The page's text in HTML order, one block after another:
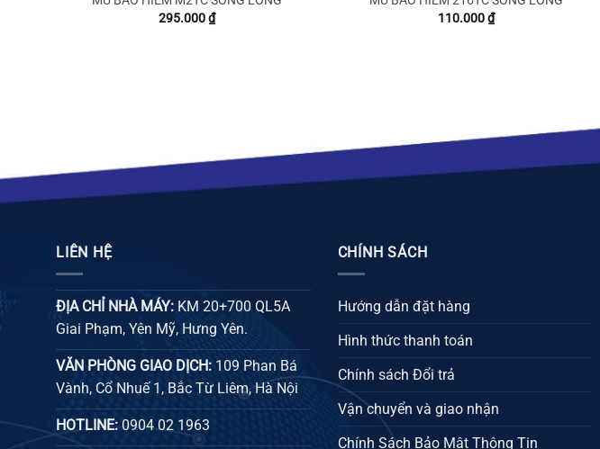
295.000₫
110.000₫
LIÊN HỆ
ĐỊA CHỈ NHÀ MÁY: KM 20+700 QL5A
Giai Phạm, Yên Mỹ, Hưng Yên.
VĂN PHÒNG GIAO DỊCH: 109 Phan Bá
Vành, Cổ Nhuế 1, Bắc Từ Liêm, Hà Nội
HOTLINE:0904 02 1963
CHÍNH SÁCH
Hướng dẫn đặt hàng
Hình thức thanh toán
Chính sách Đổi trả
Vận chuyển và giao nhận
Chính Sách Bảo Mật Thông Tin